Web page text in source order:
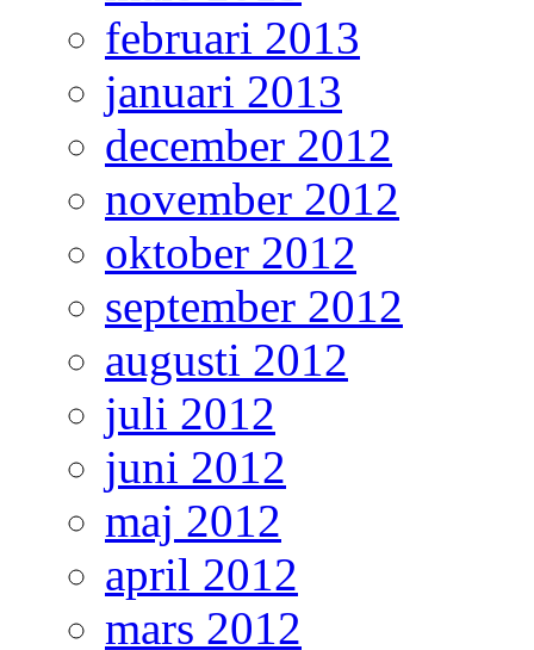
februari 2013
januari 2013
december 2012
november 2012
oktober 2012
september 2012
augusti 2012
juli 2012
juni 2012
maj 2012
april 2012
mars 2012